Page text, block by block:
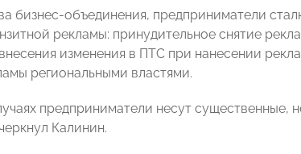
бизнес-объединения, предприниматели
рекламы: принудительное снятие
изменения в ПТС при нанесении
региональными властями.
предприниматели несут
Калинин.